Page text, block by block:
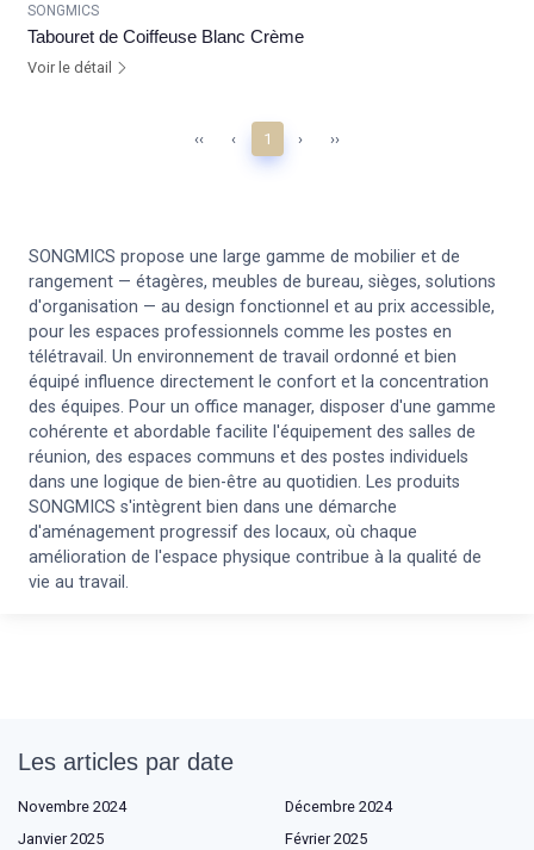
SONGMICS
Tabouret de Coiffeuse Blanc Crème
Voir le détail
‹‹ ‹ 1 › ››
SONGMICS propose une large gamme de mobilier et de
rangement — étagères, meubles de bureau, sièges, solutions
d'organisation — au design fonctionnel et au prix accessible,
pour les espaces professionnels comme les postes en
télétravail. Un environnement de travail ordonné et bien
équipé influence directement le confort et la concentration
des équipes. Pour un office manager, disposer d'une gamme
cohérente et abordable facilite l'équipement des salles de
réunion, des espaces communs et des postes individuels
dans une logique de bien-être au quotidien. Les produits
SONGMICS s'intègrent bien dans une démarche
d'aménagement progressif des locaux, où chaque
amélioration de l'espace physique contribue à la qualité de
vie au travail.
Les articles par date
Novembre 2024
Décembre 2024
Janvier 2025
Février 2025